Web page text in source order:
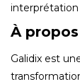
interprétation
À
Galidix est